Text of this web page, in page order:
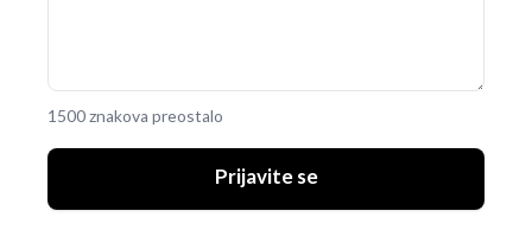
1500 znakova preostalo
Prijavite se